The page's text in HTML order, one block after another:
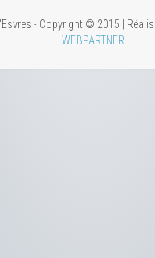
- Copyright © 2015 |
WEBPARTNER